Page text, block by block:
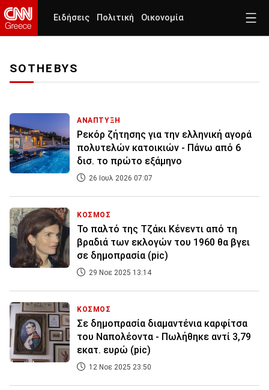
Ειδήσεις Πολιτική Οικονομία
SOTHEBYS
ΑΝΑΠΤΥΞΗ
Ρεκόρ ζήτησης για την ελληνική αγορά
πολυτελών κατοικιών - Πάνω από 6
δισ. το πρώτο εξάμηνο
26 Ιουλ 2026 07:07
ΚΟΣΜΟΣ
Το παλτό της Τζάκι Κένεντι από τη
βραδιά των εκλογών του 1960 θα βγει
σε δημοπρασία (pic)
29 Νοε 2025 13:14
ΚΟΣΜΟΣ
Σε δημοπρασία διαμαντένια καρφίτσα
του Ναπολέοντα - Πωλήθηκε αντί 3,79
εκατ. ευρώ (pic)
12 Νοε 2025 23:50